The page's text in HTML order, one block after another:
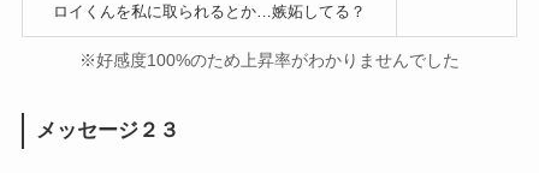
ロイくんを私に取られるとか…嫉妬してる？
※好感度100%のため上昇率がわかりませんでした
メッセージ２３